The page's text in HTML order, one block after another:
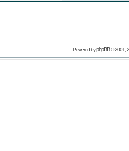
Powered byphpBB© 2001,